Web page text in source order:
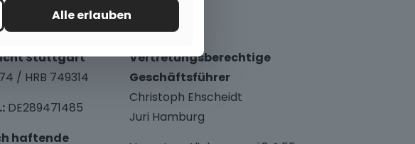
Stuttgart
/ HRB 749314
DE289471485
haftende
Vertretungsberechtige
Geschäftsführer
Christoph Ehscheidt
Juri Hamburg
Alle erlauben